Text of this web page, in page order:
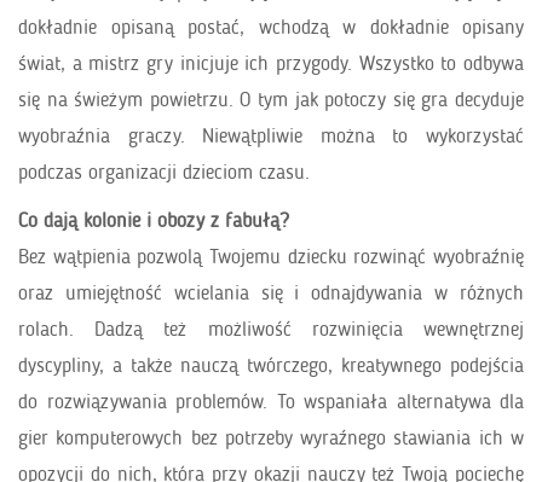
dokładnie opisaną postać, wchodzą w dokładnie opisany
świat, a mistrz gry inicjuje ich przygody. Wszystko to odbywa
się na świeżym powietrzu. O tym jak potoczy się gra decyduje
wyobraźnia graczy. Niewątpliwie można to wykorzystać
podczas organizacji dzieciom czasu.
Co dają kolonie i obozy z fabułą?
Bez wątpienia pozwolą Twojemu dziecku rozwinąć wyobraźnię
oraz umiejętność wcielania się i odnajdywania w różnych
rolach. Dadzą też możliwość rozwinięcia wewnętrznej
dyscypliny, a także nauczą twórczego, kreatywnego podejścia
do rozwiązywania problemów. To wspaniała alternatywa dla
gier komputerowych bez potrzeby wyraźnego stawiania ich w
opozycji do nich, która przy okazji nauczy też Twoją pociechę